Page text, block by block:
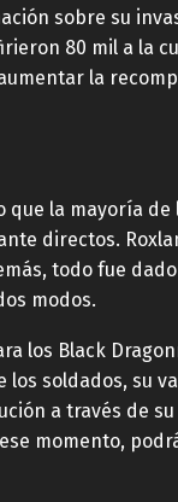
sobre su
80 mil a la
la
que la mayoría
directos.
todo fue dado
modos.
los Black
los soldados, su
a través de su
momento,